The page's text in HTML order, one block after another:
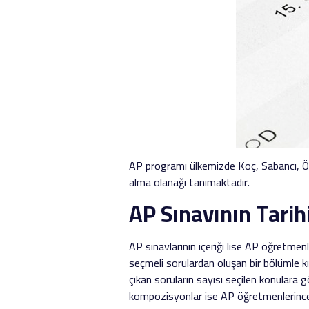
AP programı ülkemizde Koç,
alma olanağı tanımaktadır.
AP Sınavının
AP sınavlarının içeriği lise AP
seçmeli sorulardan oluşan bir bölümle
çıkan soruların sayısı seçilen
kompozisyonlar ise AP